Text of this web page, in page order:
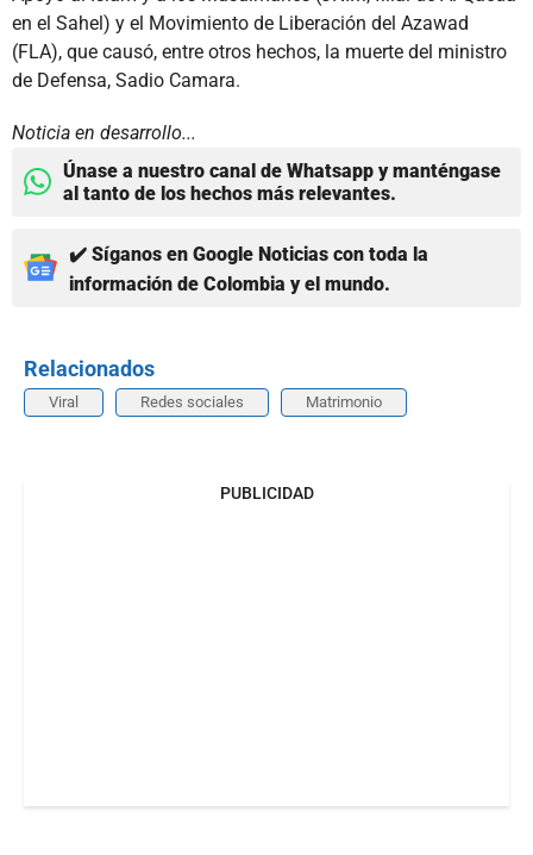
en el Sahel) y el Movimiento de Liberación del Azawad
(FLA), que causó, entre otros hechos, la muerte del ministro
de Defensa, Sadio Camara.
Noticia en desarrollo...
Únase a nuestro canal de Whatsapp y manténgase
al tanto de los hechos más relevantes.
✔️ Síganos en Google Noticias con toda la
información de Colombia y el mundo.
Relacionados
Viral Redes sociales Matrimonio
PUBLICIDAD